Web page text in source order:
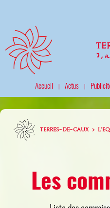
7,
Accueil | Actus |
TERRES-DE-CAUX >
Les